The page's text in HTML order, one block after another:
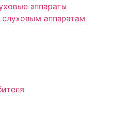
аппараты
аппаратам